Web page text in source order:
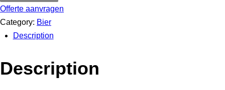
Offerte aanvragen
Category: Bier
Description
Description